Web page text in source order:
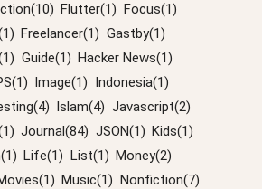
Flutter(1) Focus(1)
Freelancer(1) Gastby(1)
Guide(1) Hacker News(1)
Image(1) Indonesia(1)
Islam(4) Javascript(2)
Journal(84) JSON(1) Kids(1)
Life(1) List(1) Money(2)
Music(1) Nonfiction(7)